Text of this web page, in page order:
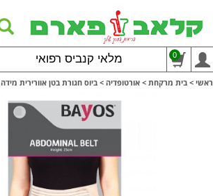
נגישות
אתר
המרכזי
מלאי קנביס רפואי 0
ראשי > בית מרקחת > אורטופדיה > ביוס חגורת בטן אוורירית מידה Bayos L